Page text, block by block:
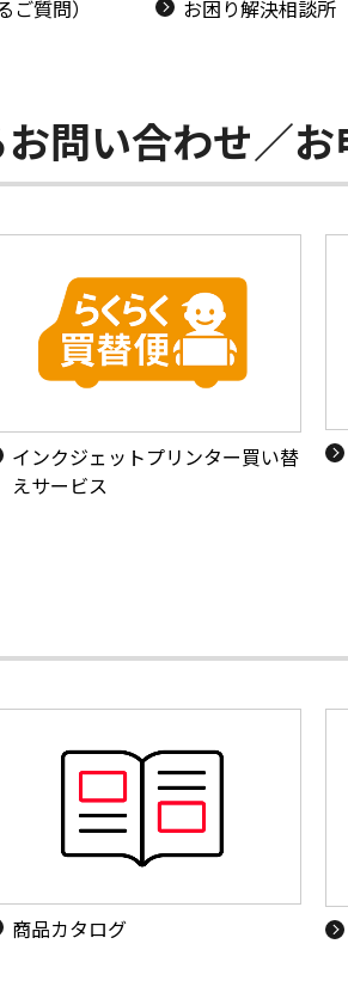
質問） お困り解決相談所
問い合わせ／
インクジェットプリンター買い替
えサービス
商品カタログ